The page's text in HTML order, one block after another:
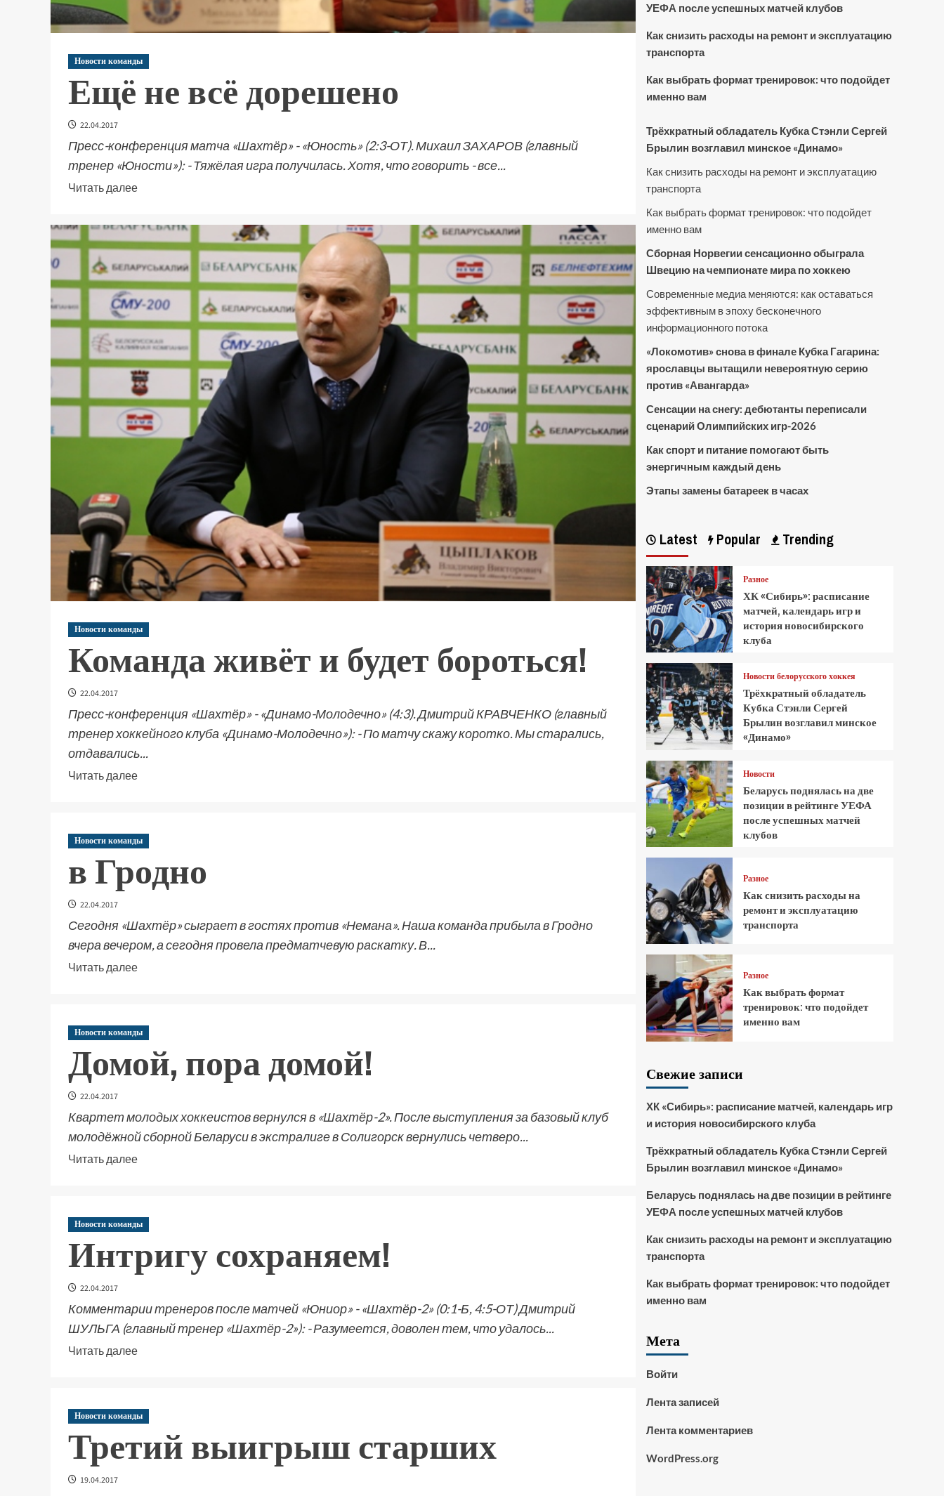
Новости команды
Ещё не всё дорешено
22.04.2017
Пресс-конференция матча «Шахтёр» - «Юность» (2:3-ОТ). Михаил ЗАХАРОВ (главный
тренер «Юности»): - Тяжёлая игра получилась. Хотя, что говорить - все...
Читать далее
Новости команды
Команда живёт и будет бороться!
22.04.2017
Пресс-конференция «Шахтёр» - «Динамо-Молодечно» (4:3). Дмитрий КРАВЧЕНКО (главный
тренер хоккейного клуба «Динамо-Молодечно»): - По матчу скажу коротко. Мы старались,
отдавались...
Читать далее
Новости команды
в Гродно
22.04.2017
Сегодня «Шахтёр» сыграет в гостях против «Немана». Наша команда прибыла в Гродно
вчера вечером, а сегодня провела предматчевую раскатку. В...
Читать далее
Новости команды
Домой, пора домой!
22.04.2017
Квартет молодых хоккеистов вернулся в «Шахтёр-2». После выступления за базовый клуб
молодёжной сборной Беларуси в экстралиге в Солигорск вернулись четверо...
Читать далее
Новости команды
Интригу сохраняем!
22.04.2017
Комментарии тренеров после матчей «Юниор» - «Шахтёр-2» (0:1-Б, 4:5-ОТ) Дмитрий
ШУЛЬГА (главный тренер «Шахтёр-2»): - Разумеется, доволен тем, что удалось...
Читать далее
Новости команды
Третий выигрыш старших
19.04.2017
УЕФА после успешных матчей клубов
Как снизить расходы на ремонт и эксплуатацию
транспорта
Как выбрать формат тренировок: что подойдет
именно вам
Трёхкратный обладатель Кубка Стэнли Сергей
Брылин возглавил минское «Динамо»
Как снизить расходы на ремонт и эксплуатацию
транспорта
Как выбрать формат тренировок: что подойдет
именно вам
Сборная Норвегии сенсационно обыграла
Швецию на чемпионате мира по хоккею
Современные медиа меняются: как оставаться
эффективным в эпоху бесконечного
информационного потока
«Локомотив» снова в финале Кубка Гагарина:
ярославцы вытащили невероятную серию
против «Авангарда»
Сенсации на снегу: дебютанты переписали
сценарий Олимпийских игр-2026
Как спорт и питание помогают быть
энергичным каждый день
Этапы замены батареек в часах
Latest Popular Trending
Разное
ХК «Сибирь»: расписание
матчей, календарь игр и
история новосибирского
клуба
Новости белорусского хоккея
Трёхкратный обладатель
Кубка Стэнли Сергей
Брылин возглавил минское
«Динамо»
Новости
Беларусь поднялась на две
позиции в рейтинге УЕФА
после успешных матчей
клубов
Разное
Как снизить расходы на
ремонт и эксплуатацию
транспорта
Разное
Как выбрать формат
тренировок: что подойдет
именно вам
Свежие записи
ХК «Сибирь»: расписание матчей, календарь игр
и история новосибирского клуба
Трёхкратный обладатель Кубка Стэнли Сергей
Брылин возглавил минское «Динамо»
Беларусь поднялась на две позиции в рейтинге
УЕФА после успешных матчей клубов
Как снизить расходы на ремонт и эксплуатацию
транспорта
Как выбрать формат тренировок: что подойдет
именно вам
Мета
Войти
Лента записей
Лента комментариев
WordPress.org